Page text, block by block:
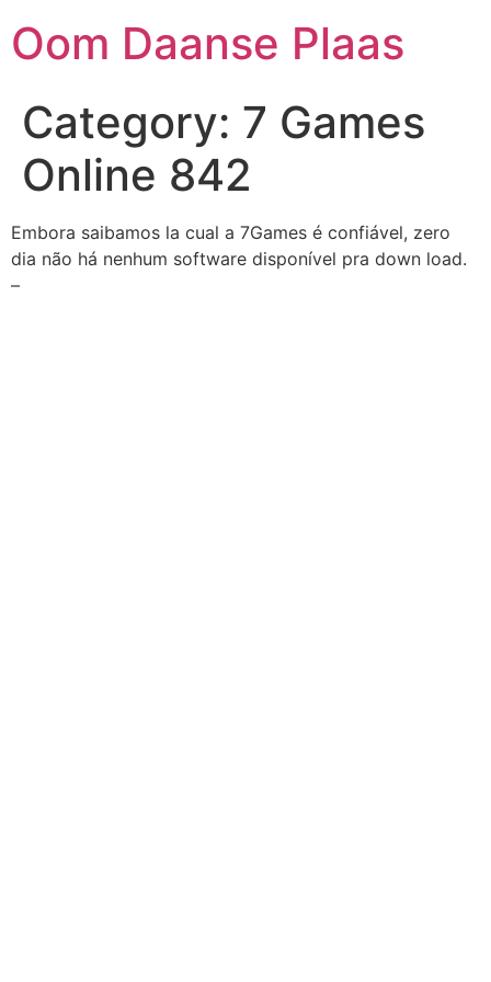
to
content
Oom Daanse Plaas
Category: 7 Games
Online 842
Embora saibamos la cual a 7Games é confiável, zero
dia não há nenhum software disponível pra down load.
–